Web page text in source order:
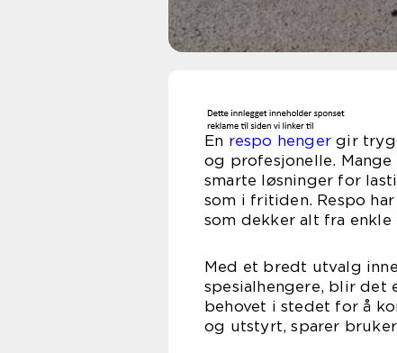
En respo henger gir
og profesjonelle.
smarte løsninger for
som i fritiden. Respo
som dekker alt fra
Med et bredt utvalg
spesialhengere, blir det
behovet i stedet for å
og utstyrt, sparer